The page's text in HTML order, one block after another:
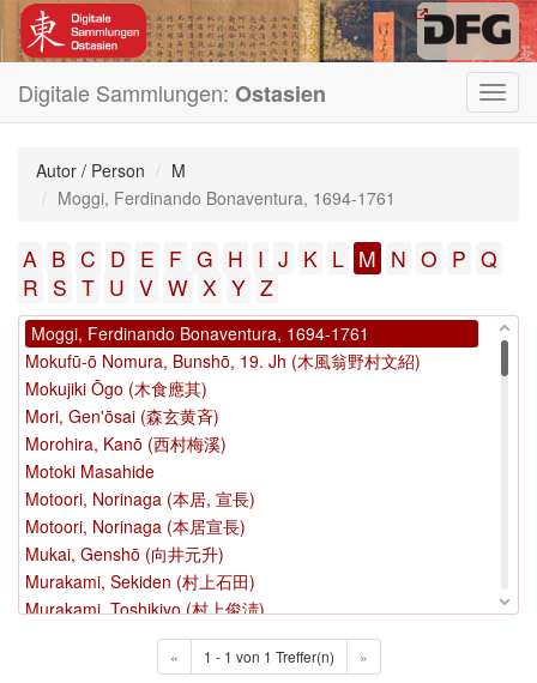
Digitale Sammlungen: Ostasien
Autor / Person
M
Moggi, Ferdinando Bonaventura, 1694-1761
A B C D E F G H I J K L M N O P Q
R S T U V W X Y Z
Minagawa, Kien
Minagawa Kien (皆川淇園)
Minamoto-no, Yorimasa (源頼政)
Ming Hu Guang (明胡廣)
Mitsui, Takayoshi
Miyata Gyōren
Miyoshi, Shōraku
Mizuhara, Yoshihiro (水原義博)
Moggi, Ferdinando Bonaventura, 1694-1761
Mokufū-ō Nomura, Bunshō, 19. Jh (木風翁野村文紹)
Mokujiki Ōgo (木食應其)
Mori, Gen'ōsai (森玄黄斉)
Morohira, Kanō (西村梅溪)
Motoki Masahide
Motoori, Norinaga (本居, 宣長)
Motoori, Norinaga (本居宣長)
Mukai, Genshō (向井元升)
Murakami, Sekiden (村上石田)
Murakami, Toshikiyo (村上俊淸)
Murase, Tōjō (村瀬藤城)
« 1 - 1 von 1 Treffer(n) »